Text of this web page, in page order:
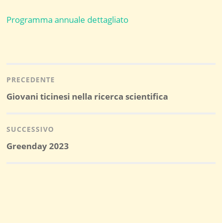
Programma annuale dettagliato
articoli
PRECEDENTE
Post
Giovani ticinesi nella ricerca scientifica
SUCCESSIVO
Post
Greenday 2023